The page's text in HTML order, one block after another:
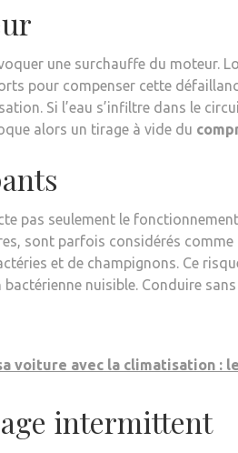
une surchauffe du moteur.
pour compenser cette
Si l’eau s’infiltre dans le
alors un tirage à vide du
pas seulement le
sont parfois considérés
et de champignons. Ce
nuisible. Conduire
voiture avec la climatisation :
intermittent